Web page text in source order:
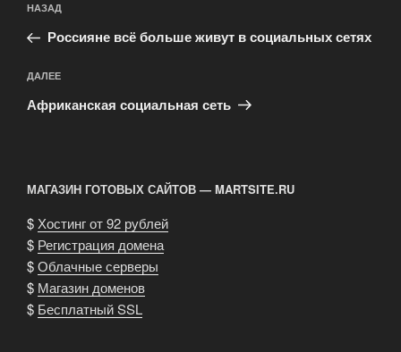
по
записям
Предыдущая
запись:
НАЗАД
Россияне всё больше живут в социальных сетях
Следующая
запись
ДАЛЕЕ
Африканская социальная сеть
МАГАЗИН ГОТОВЫХ САЙТОВ — MARTSITE.RU
$Хостинг от 92 рублей
$ Регистрация домена
$Облачные серверы
$ Магазин доменов
$ Бесплатный SSL